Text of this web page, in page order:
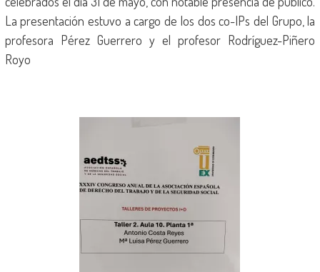
La presentación estuvo a cargo de los dos co-IPs del Grupo, la
profesora Pérez Guerrero y el profesor Rodríguez-Piñero
Royo